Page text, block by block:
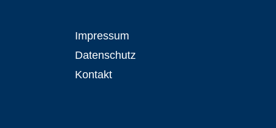
Impressum
Datenschutz
Kontakt